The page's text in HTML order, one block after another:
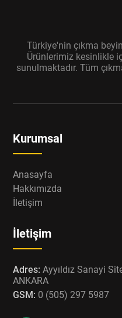
Türkiye'nin çıkma
Ürünlerimiz kesinlikle
sunulmaktadır. Tüm
Kurumsal
Anasayfa
Hakkımızda
İletişim
İletişim
Adres: Ayyıldız Sanayi
ANKARA
GSM: 0 (505) 297 5987